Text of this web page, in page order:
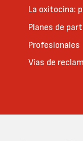
La oxitocina:
Planes de
Profesionales
Vías de